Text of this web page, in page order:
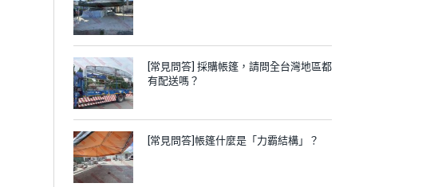
[常見問答] 採購帳篷，請問全台灣地區都
有配送嗎？
[常見問答]帳篷什麼是「力霸結構」？